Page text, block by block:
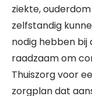
ziekte,
zelfstandig
nodig hebben bij
raadzaam om
Thuiszorg voor
zorgplan dat